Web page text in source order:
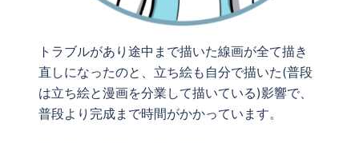
トラブルがあり途中まで描いた線画が全て描き
直しになったのと、立ち絵も自分で描いた(普段
は立ち絵と漫画を分業して描いている)影響で、
普段より完成まで時間がかかっています。